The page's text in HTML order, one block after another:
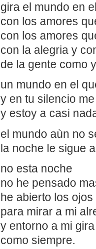
gira el mundo en
con los amores
con los amores
con la alegria y
de la gente como
un mundo en el
y en tu silencio
y estoy a casi
el mundo aùn no
la noche le sigue
no esta noche
no he pensado
he abierto los ojos
para mirar a mi
y entorno a mi
como siempre.